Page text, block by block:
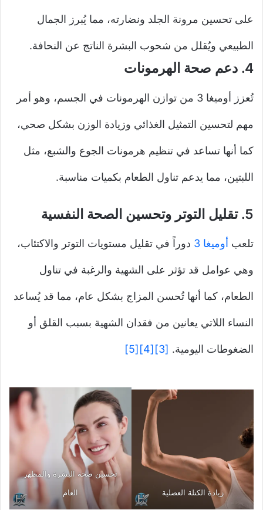
على تحسين مرونة الجلد ونضارته، مما يُبرز الجمال
الطبيعي ويُقلل من شحوب البشرة الناتج عن النحافة.
4. دعم صحة الهرمونات
تُعزز أوميغا 3 من توازن الهرمونات في الجسم، وهو أمر
مهم لتحسين التمثيل الغذائي وزيادة الوزن بشكل صحي،
كما أنها تساعد في تنظيم هرمونات الجوع والشبع، مثل
اللبتين، مما يدعم تناول الطعام بكميات مناسبة.
5. تقليل التوتر وتحسين الصحة النفسية
تلعب أوميغا 3 دوراً في تقليل مستويات التوتر والاكتئاب،
وهي عوامل قد تؤثر على الشهية والرغبة في تناول
الطعام، كما أنها تُحسن المزاج بشكل عام، مما قد يُساعد
النساء اللاتي يعانين من فقدان الشهية بسبب القلق أو
الضغوطات اليومية. [3]
[4]
[5]
زيادة الكتلة العضلية
تحسين صحة البشرة والمظهر
العام